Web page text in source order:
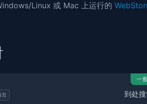
Linux 或 Mac 上运行的
一
到处